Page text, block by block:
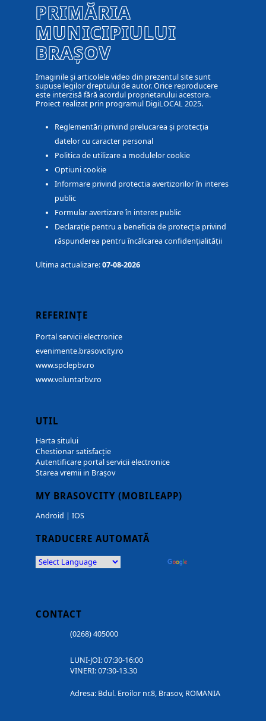
PRIMĂRIA
MUNICIPIULUI
BRAȘOV
Imaginile și articolele video din prezentul site sunt
supuse legilor dreptului de autor. Orice reproducere
este interzisă fără acordul proprietarului acestora.
Proiect realizat prin programul DigiLOCAL 2025.
Reglementări privind prelucarea și protecția
datelor cu caracter personal
Politica de utilizare a modulelor cookie
Optiuni cookie
Informare privind protectia avertizorilor în interes
public
Formular avertizare în interes public
Declarație pentru a beneficia de protecția privind
răspunderea pentru încălcarea confidențialității
Ultima actualizare:07-08-2026
REFERINȚE
Portal servicii electronice
evenimente.brasovcity.ro
www.spclepbv.ro
www.voluntarbv.ro
UTIL
Harta sitului
Chestionar satisfacție
Autentificare portal servicii electronice
Starea vremii in Brașov
MY BRASOVCITY (MOBILEAPP)
Android | IOS
TRADUCERE AUTOMATĂ
CONTACT
(0268) 405000
LUNI-JOI: 07:30-16:00
VINERI: 07:30-13.30
Adresa: Bdul. Eroilor nr.8, Brasov, ROMANIA